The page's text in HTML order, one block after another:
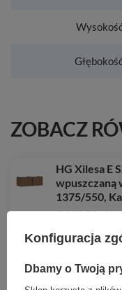
ZOBACZ
HG Xilesa E
wpuszczaną
1375/550,
3 442,28 zł /
HG
Comfort,
9 717,25 zł /
Konfiguracja
Dbamy o Twoją